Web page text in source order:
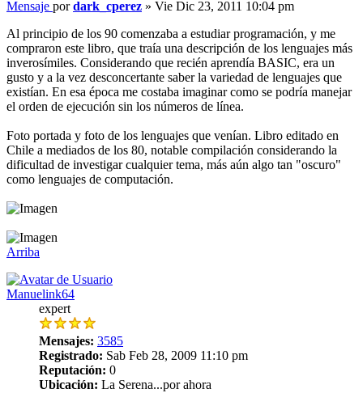
Mensaje pordark_cperez » Vie Dic 23, 2011 10:04 pm
Al principio de los 90 comenzaba a estudiar programación, y me
compraron este libro, que traía una descripción de los lenguajes más
inverosímiles. Considerando que recién aprendía BASIC, era un
gusto y a la vez desconcertante saber la variedad de lenguajes que
existían. En esa época me costaba imaginar como se podría manejar
el orden de ejecución sin los números de línea.
Foto portada y foto de los lenguajes que venían. Libro editado en
Chile a mediados de los 80, notable compilación considerando la
dificultad de investigar cualquier tema, más aún algo tan "oscuro"
como lenguajes de computación.
Arriba
Manuelink64
expert
Mensajes: 3585
Registrado: Sab Feb 28, 2009 11:10 pm
Reputación: 0
Ubicación: La Serena...por ahora